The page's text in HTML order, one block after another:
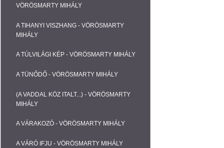
VÖRÖSMARTY MIHÁLY
A TIHANYI VISZHANG - VÖRÖSMARTY
MIHÁLY
A TÚLVILÁGI KÉP - VÖRÖSMARTY MIHÁLY
A TÜNŐDŐ - VÖRÖSMARTY MIHÁLY
(A VADDAL KÖZ ITALT...) - VÖRÖSMARTY
MIHÁLY
A VÁRAKOZÓ - VÖRÖSMARTY MIHÁLY
A VÁRÓ IFJU - VÖRÖSMARTY MIHÁLY